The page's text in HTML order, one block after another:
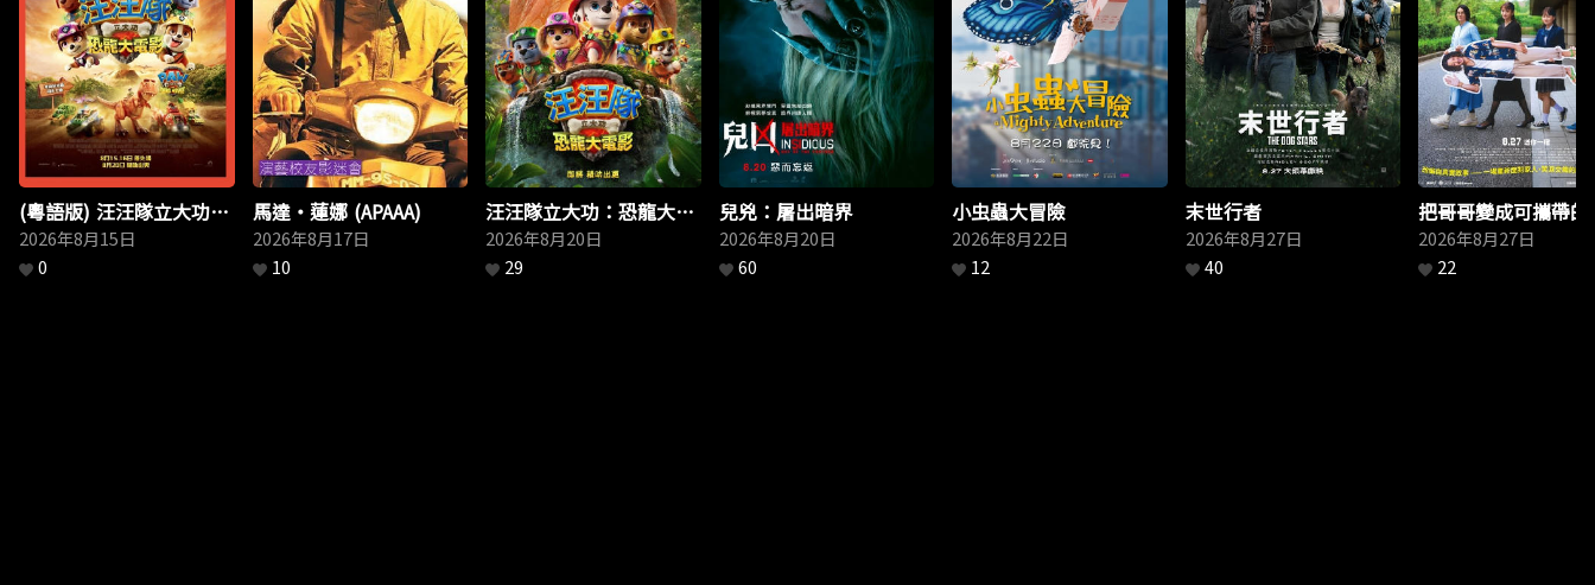
(粵語版) 汪汪隊立大功：
恐龍大電影
2026年8月15日
0
馬達・蓮娜 (APAAA)
2026年8月17日
10
汪汪隊立大功：恐龍大電
影
2026年8月20日
29
兒兇：屠出暗界
2026年8月20日
60
小虫蟲大冒險
2026年8月22日
12
末世行者
2026年8月27日
40
把哥哥變成可攜帶
2026年8月27日
22